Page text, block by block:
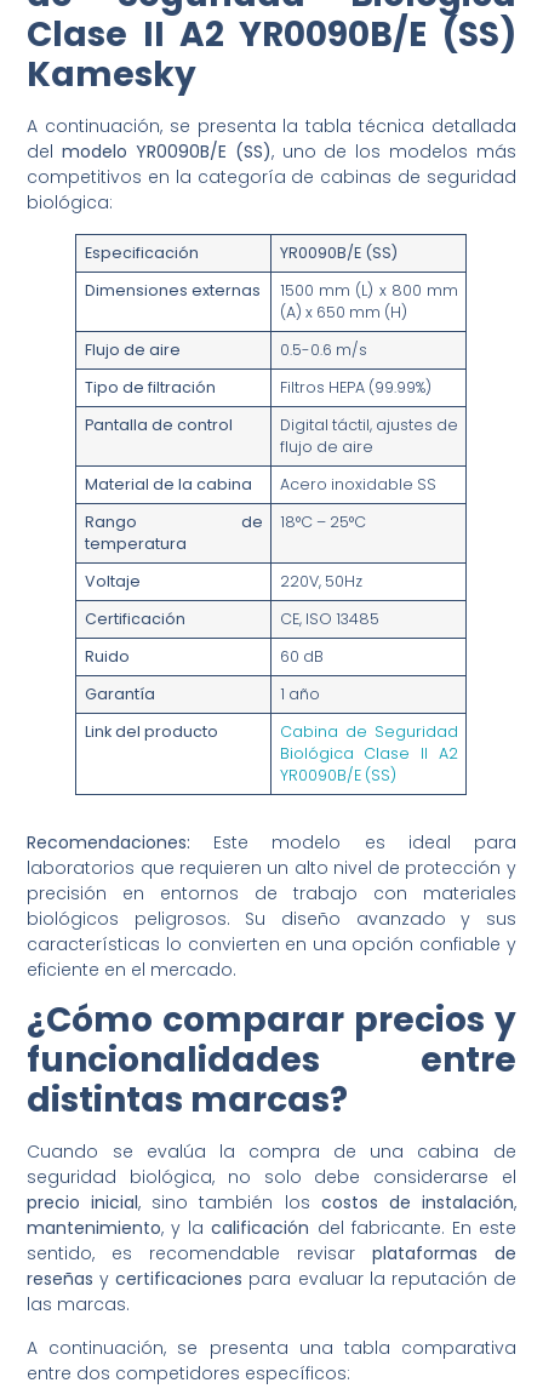
Clase II A2 YR0090B/E (SS)
Kamesky
A continuación, se presenta la tabla técnica detallada
delmodelo YR0090B/E (SS), uno de los modelos más
competitivos en la categoría de cabinas de seguridad
biológica:
Especificación
YR0090B/E (SS)
Dimensiones externas
1500 mm (L) x 800 mm
(A) x 650 mm (H)
Flujo de aire
0.5-0.6 m/s
Tipo de filtración
Filtros HEPA (99.99%)
Pantalla de control
Digital táctil, ajustes de
flujo de aire
Material de la cabina
Acero inoxidable SS
Rango de
temperatura
18°C – 25°C
Voltaje
220V, 50Hz
Certificación
CE, ISO 13485
Ruido
60 dB
Garantía
1 año
Link del producto
Cabina de Seguridad
Biológica Clase II A2
YR0090B/E (SS)
Recomendaciones: Este modelo es ideal para
laboratorios que requieren un alto nivel de protección y
precisión en entornos de trabajo con materiales
biológicos peligrosos. Su diseño avanzado y sus
características lo convierten en una opción confiable y
eficiente en el mercado.
¿Cómo comparar precios y
funcionalidades entre
distintas marcas?
Cuando se evalúa la compra de una cabina de
seguridad biológica, no solo debe considerarse el
precio inicial, sino también los costos de instalación,
mantenimiento, y lacalificación del fabricante. En este
sentido, es recomendable revisar plataformas de
reseñas ycertificaciones para evaluar la reputación de
las marcas.
A continuación, se presenta una tabla comparativa
entre dos competidores específicos: